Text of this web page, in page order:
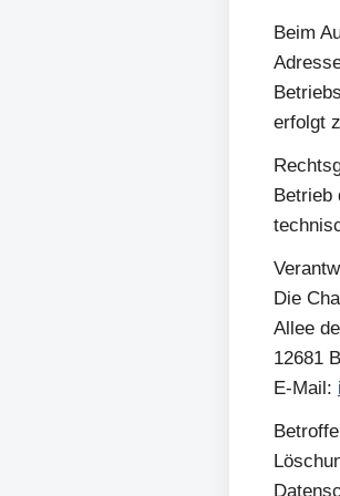
Beim
erfolgt
Betrieb
Die
Allee
12681
E-Mail: